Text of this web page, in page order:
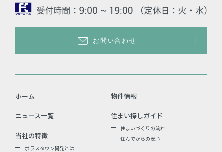
お問い合わせ
ホーム
ニュース一覧
当社の特徴
ポラスタウン開発とは
物件情報
住まい探しガイド
住まいづくりの流れ
住んでからの安心